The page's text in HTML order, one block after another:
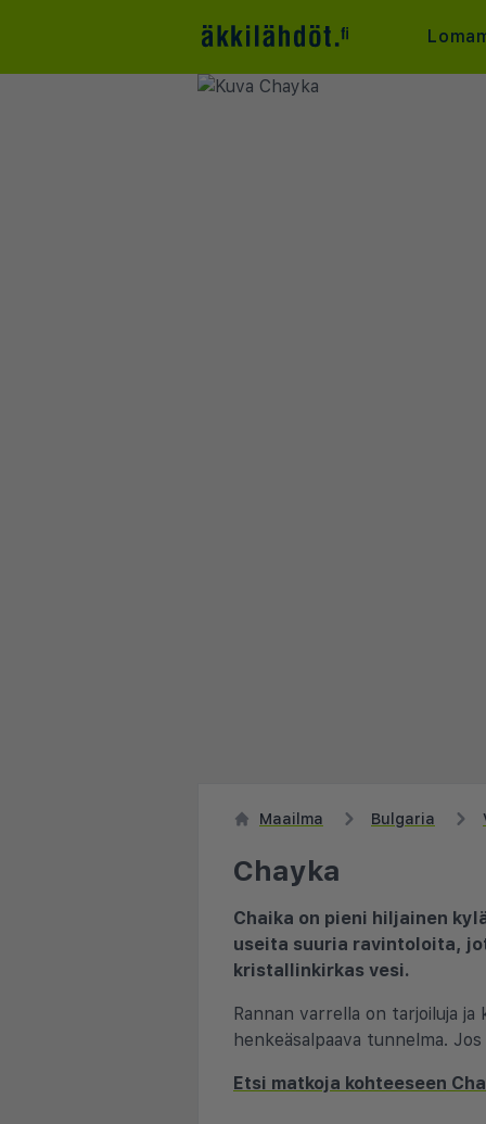
Maailma Bulgaria
Chayka
Chaika on pieni hiljainen
useita suuria ravintoloita,
kristallinkirkas vesi.
Rannan varrella on tarjoiluja
henkeäsalpaava tunnelma.
Etsi matkoja kohteeseen